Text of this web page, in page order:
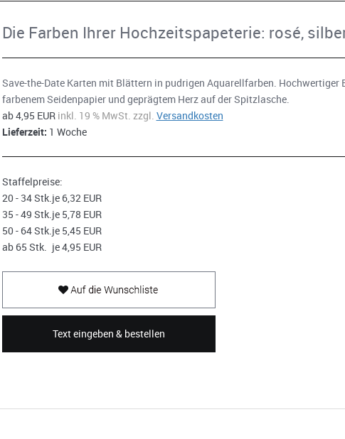
Die Farben Ihrer Hochzeitspapeterie: rosé,
Save-the-Date Karten mit Blättern in pudrigen Aquarellfarben. Hochwertiger
farbenem Seidenpapier und geprägtem Herz auf der Spitzlasche.
ab 4,95 EUR inkl. 19 % MwSt. zzgl. Versandkosten
Lieferzeit: 1 Woche
Staffelpreise:
20 - 34 Stk.je 6,32 EUR
35 - 49 Stk.je 5,78 EUR
50 - 64 Stk.je 5,45 EUR
ab 65 Stk. je 4,95 EUR
Text eingeben & bestellen